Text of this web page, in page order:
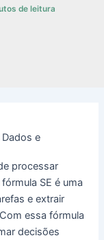
de leitura
e
processar
SE é uma
e extrair
essa fórmula
decisões